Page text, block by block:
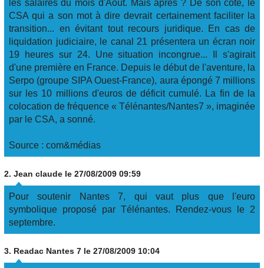
les salaires du mois d'Août. Mais après ? De son côté, le
CSA qui a son mot à dire devrait certainement faciliter la
transition... en évitant tout recours juridique. En cas de
liquidation judiciaire, le canal 21 présentera un écran noir
19 heures sur 24. Une situation incongrue... Il s'agirait
d'une première en France. Depuis le début de l'aventure, la
Serpo (groupe SIPA Ouest-France), aura épongé 7 millions
sur les 10 millions d'euros de déficit cumulé. La fin de la
colocation de fréquence « Télénantes/Nantes7 », imaginée
par le CSA, a sonné.
Source : com&médias
2. Jean claude le 27/08/2009 09:59
Pour soutenir Nantes 7, qui vaut plus que l'euro
symbolique proposé par Télénantes. Rendez-vous le 2
septembre.
3. Readac Nantes 7 le 27/08/2009 10:04